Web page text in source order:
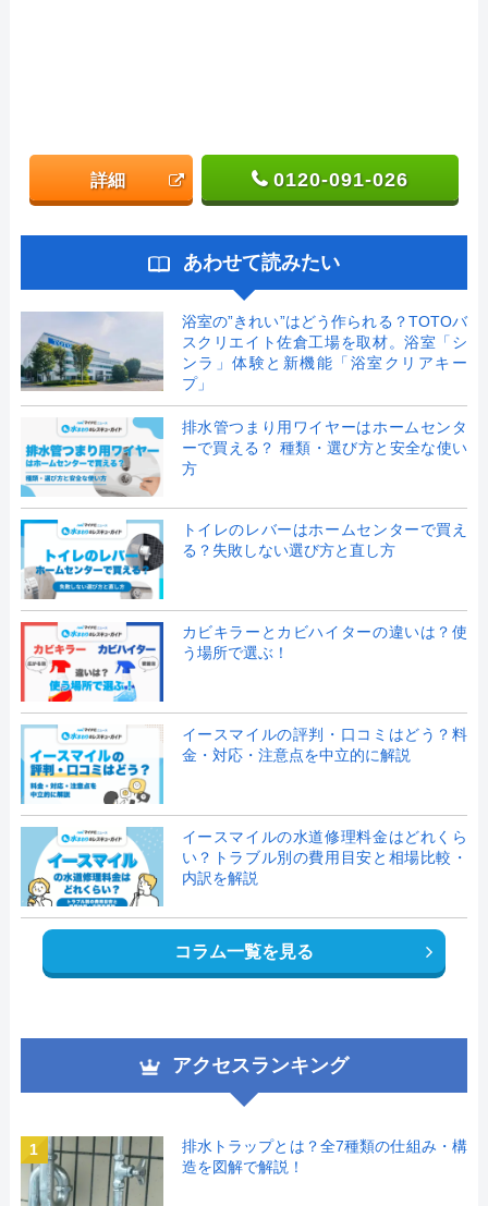
詳細 0120-091-026
あわせて読みたい
浴室の”きれい”はどう作られる？TOTOバ
スクリエイト佐倉工場を取材。浴室「シ
ンラ」体験と新機能「浴室クリアキー
プ」
排水管つまり用ワイヤーはホームセンタ
ーで買える？ 種類・選び方と安全な使い
方
トイレのレバーはホームセンターで買え
る？失敗しない選び方と直し方
カビキラーとカビハイターの違いは？使
う場所で選ぶ！
イースマイルの評判・口コミはどう？料
金・対応・注意点を中立的に解説
イースマイルの水道修理料金はどれくら
い？トラブル別の費用目安と相場比較・
内訳を解説
コラム一覧を見る
アクセスランキング
1
排水トラップとは？全7種類の仕組み・構
造を図解で解説！